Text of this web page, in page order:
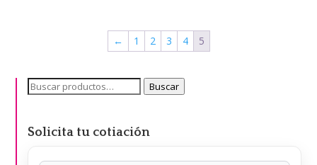
← 1 2 3 4 5
Buscar
Buscar
Solicita tu cotiación